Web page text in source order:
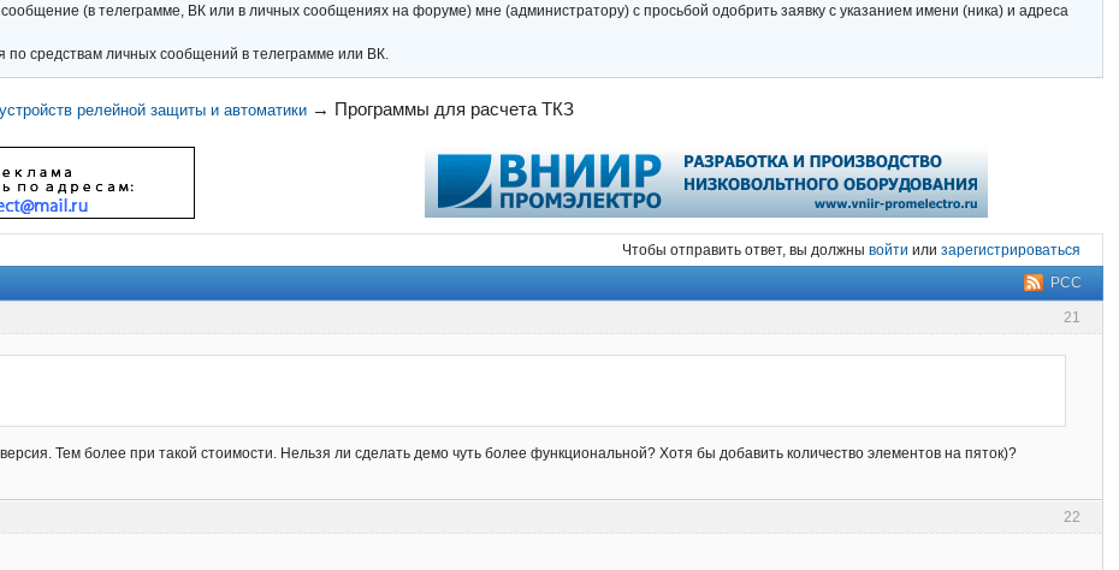
(в телеграмме, ВК или в личных сообщениях на форуме) мне (администратору) с просьбой одобрить заявку с указанием имени (ника) и адреса
средствам личных сообщений в телеграмме или ВК.
релейной защиты и автоматики → Программы для расчета ТКЗ
Чтобы отправить ответ, вы должны войти или зарегистрироваться
РСС
21
Тем более при такой стоимости. Нельзя ли сделать демо чуть более функциональной? Хотя бы добавить количество элементов на пяток)?
22